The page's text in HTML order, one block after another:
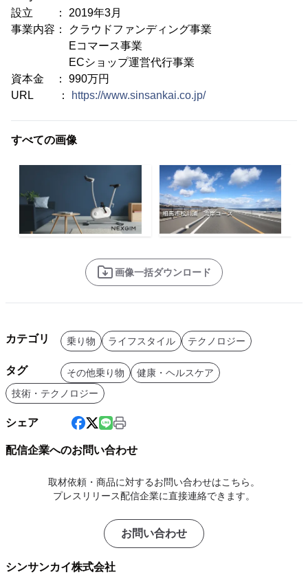
設立 ： 2019年3月
事業内容： クラウドファンディング事業
Eコマース事業
ECショップ運営代行事業
資本金 ： 990万円
URL ：
https://www.sinsankai.co.jp/
すべての画像
画像一括ダウンロード
カテゴリ 乗り物 ライフスタイル テクノロジー
タグ その他乗り物
健康・ヘルスケア
技術・テクノロジー
シェア
配信企業へのお問い合わせ
取材依頼・商品に対するお問い合わせはこちら。
プレスリリース配信企業に直接連絡できます。
お問い合わせ
シンサンカイ株式会社